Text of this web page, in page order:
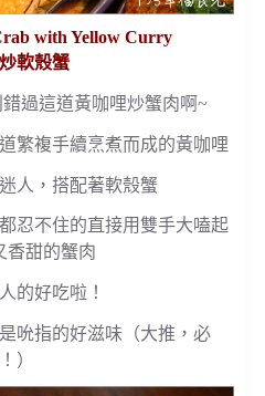
with Yellow Curry
軟殼蟹
過這道黃咖哩炒蟹肉啊~
繁複手續烹煮而成的黃咖哩
人，搭配著軟殼蟹
忍不住的直接用雙手大嗑起
香甜的蟹肉
的好吃啦！
吮指的好滋味（大推，必
）